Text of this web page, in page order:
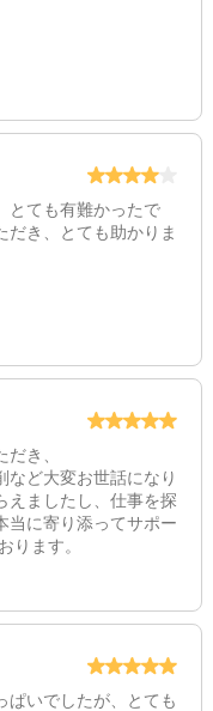
とても有難かったで
だき、とても助かりま
き、
など大変お世話になり
えましたし、仕事を探
当に寄り添ってサポー
ります。
ぱいでしたが、とても